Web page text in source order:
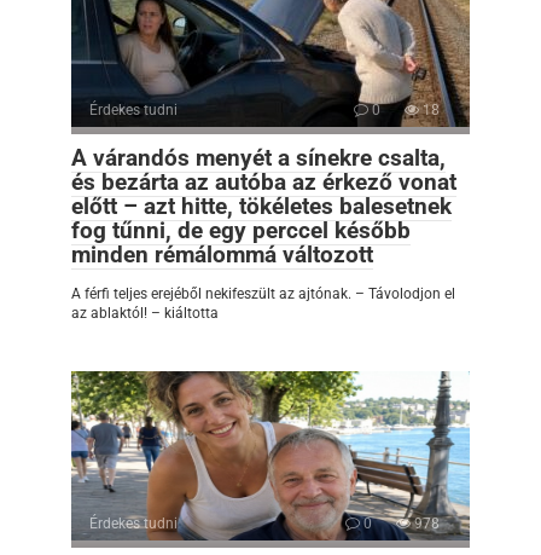
Érdekes tudni 0 18
A várandós menyét a sínekre csalta,
és bezárta az autóba az érkező vonat
előtt – azt hitte, tökéletes balesetnek
fog tűnni, de egy perccel később
minden rémálommá változott
A férfi teljes erejéből nekifeszült az ajtónak. – Távolodjon el
az ablaktól! – kiáltotta
Érdekes tudni 0 978